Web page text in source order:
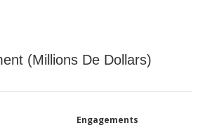
(Millions De Dollars)
Engagements